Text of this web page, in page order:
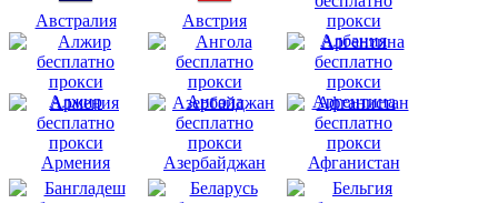
Австралия
Австрия
Албания
Алжир Ангола Аргентина
Армения Азербайджан Афганистан